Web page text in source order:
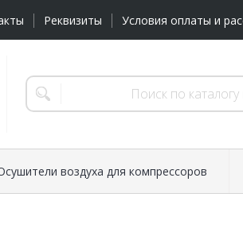
Реквизиты Условия оплаты и
воздуха для компрессоров